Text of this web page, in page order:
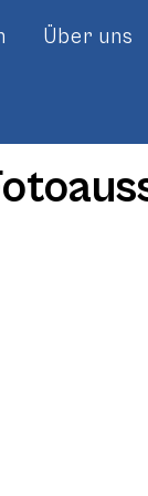
Über uns